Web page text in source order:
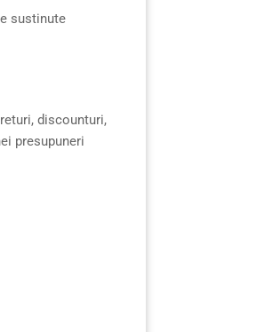
sustinute
discounturi,
presupuneri